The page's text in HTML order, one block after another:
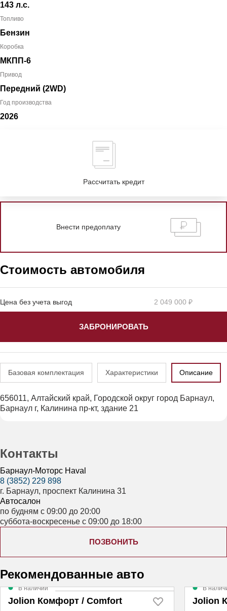
143 л.с.
Топливо
Бензин
Коробка
МКПП-6
Привод
Передний (2WD)
Год производства
2026
Рассчитать кредит
Внести предоплату
Стоимость автомобиля
Цена без учета выгод 2 049 000 ₽
ЗАБРОНИРОВАТЬ
Базовая комплектация Характеристики Описание
656011, Алтайский край, Городской округ город Барнаул,
Барнаул г, Калинина пр-кт, здание 21
Контакты
Барнаул-Моторс Haval
8 (3852) 229 898
г. Барнаул, проспект Калинина 31
Автосалон
по будням с 09:00 до 20:00
суббота-воскресенье с 09:00 до 18:00
ПОЗВОНИТЬ
Рекомендованные авто
В наличии
Jolion Комфорт / Comfort
В
Jolion